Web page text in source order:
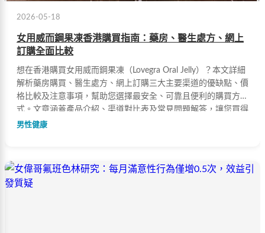
2026-05-18
女用威而鋼果凍香港購買指南：藥房、醫生處方、網上
訂購全面比較
想在香港購買女用威而鋼果凍（Lovegra Oral Jelly）？本文詳細
解析藥房購買、醫生處方、網上訂購三大主要渠道的優缺點、價
格比較及注意事項，幫助您選擇最安全、可靠且便利的購買方
式。文章涵蓋產品介紹、渠道對比表及常見問題解答，讓您買得
安心。
男性健康